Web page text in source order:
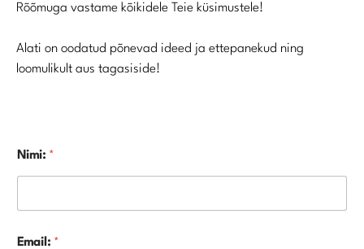
Rõõmuga vastame kõikidele Teie küsimustele!
Alati on oodatud põnevad ideed ja ettepanekud ning
loomulikult aus tagasiside!
Nimi: *
Email: *